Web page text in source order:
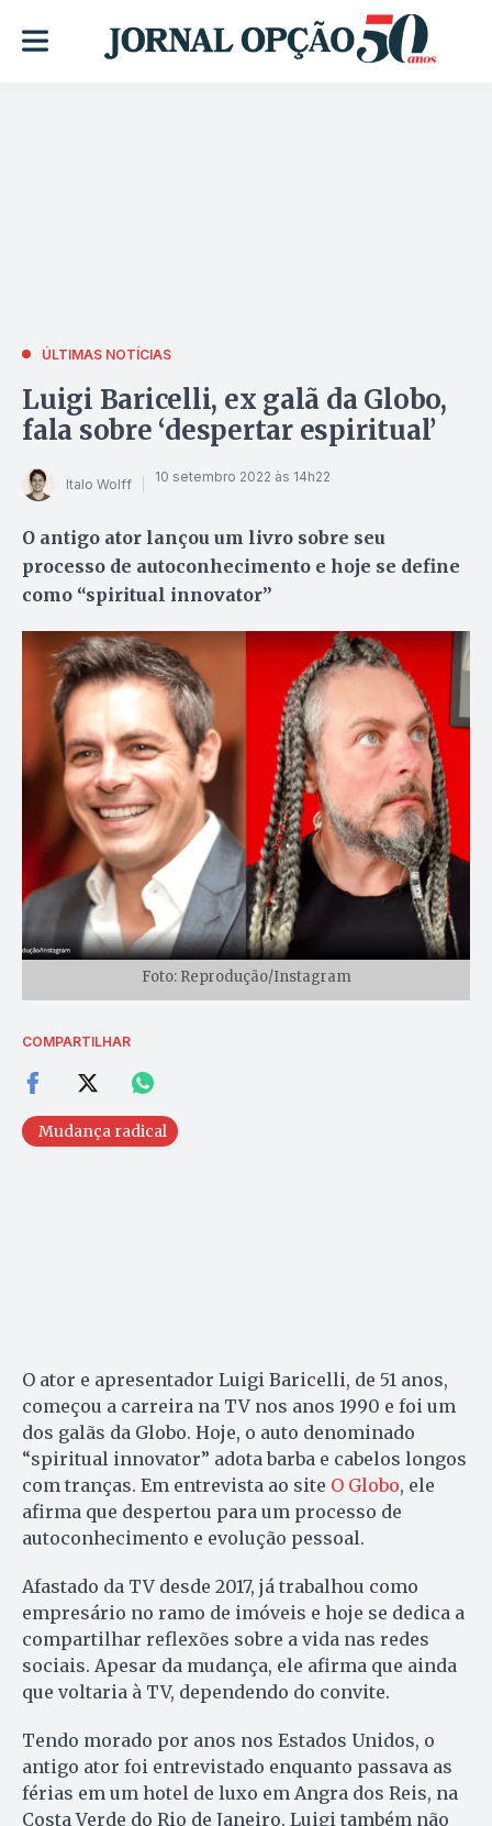
ÚLTIMAS NOTÍCIAS
Luigi Baricelli, ex galã da Globo,
fala sobre ‘despertar espiritual’
Italo Wolff 10 setembro 2022 às 14h22
O antigo ator lançou um livro sobre seu
processo de autoconhecimento e hoje se define
como “spiritual innovator”
Foto: Reprodução/Instagram
COMPARTILHAR
Mudança radical
O ator e apresentador Luigi Baricelli, de 51 anos,
começou a carreira na TV nos anos 1990 e foi um
dos galãs da Globo. Hoje, o auto denominado
“spiritual innovator” adota barba e cabelos longos
com tranças. Em entrevista ao site O Globo, ele
afirma que despertou para um processo de
autoconhecimento e evolução pessoal.
Afastado da TV desde 2017, já trabalhou como
empresário no ramo de imóveis e hoje se dedica a
compartilhar reflexões sobre a vida nas redes
sociais. Apesar da mudança, ele afirma que ainda
que voltaria à TV, dependendo do convite.
Tendo morado por anos nos Estados Unidos, o
antigo ator foi entrevistado enquanto passava as
férias em um hotel de luxo em Angra dos Reis, na
Costa Verde do Rio de Janeiro. Luigi também não